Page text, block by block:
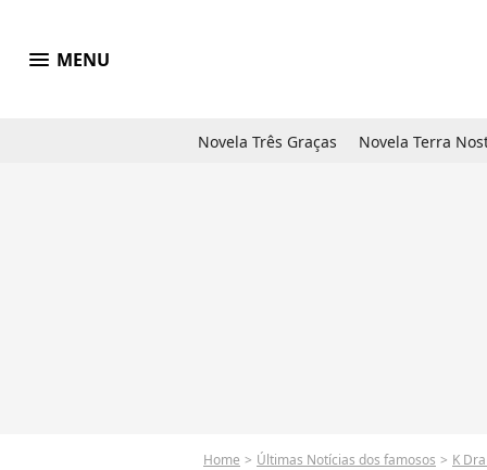
menu MENU
Novela Três Graças Novela Terra
Home Últimas Notícias dos famosos K